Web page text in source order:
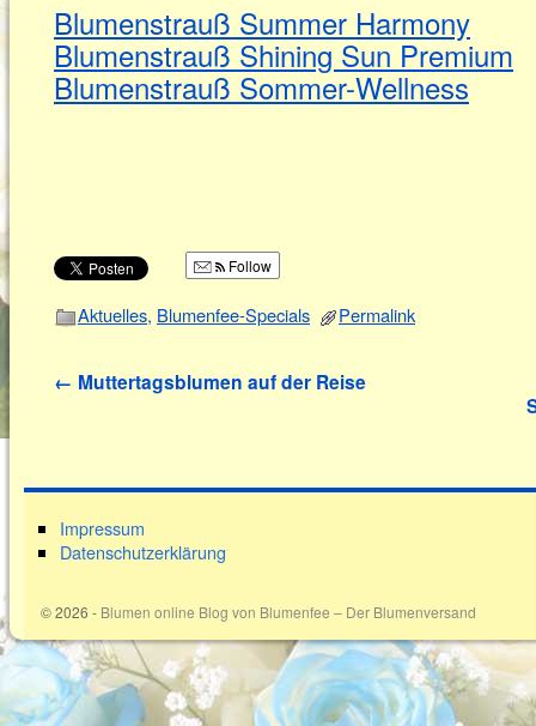
Blumenstrauß Summer Harmony
Blumenstrauß Shining Sun Premium
Blumenstrauß Sommer-Wellness
Follow
Aktuelles, Blumenfee-Specials Permalink
← Muttertagsblumen auf der Reise
Impressum
Datenschutzerklärung
© 2026 - Blumen online Blog von Blumenfee – Der Blumenversand